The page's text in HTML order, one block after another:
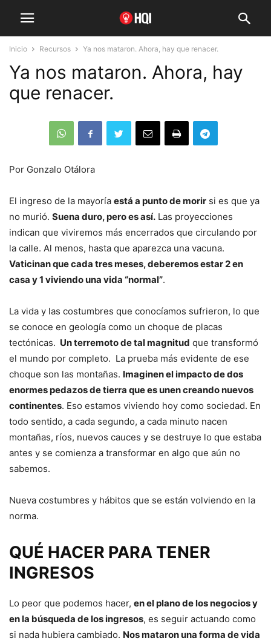
Inicio Recursos Ya nos mataron. Ahora, hay que renacer.
Ya nos mataron. Ahora, hay
que renacer.
Por Gonzalo Otálora
El ingreso de la mayoría está a punto de morir si es que ya
no murió. Suena duro, pero es así. Las proyecciones
indican que viviremos más encerrados que circulando por
la calle. Al menos, hasta que aparezca una vacuna.
Vaticinan que cada tres meses, deberemos estar 2 en
casa y 1 viviendo una vida “normal”.
La vida y las costumbres que conocíamos sufrieron, lo que
se conoce en geología como un choque de placas
tectónicas. Un terremoto de tal magnitud que transformó
el mundo por completo. La prueba más evidente de ese
choque son las montañas. Imaginen el impacto de dos
enormes pedazos de tierra que es unen creando nuevos
continentes. Eso estamos viviendo hoy como sociedad. En
todo sentido, a cada segundo, a cada minuto nacen
montañas, ríos, nuevos cauces y se destruye lo que estaba
antes y se comienza a transformar en algo que aún no
sabemos.
Nueva costumbres y hábitos que se están volviendo en la
norma.
QUÉ HACER PARA TENER
INGRESOS
Lo peor que podemos hacer, en el plano de los negocios y
en la búsqueda de los ingresos, es seguir actuando como
si nada hubiera cambiado. Nos mataron una forma de vida